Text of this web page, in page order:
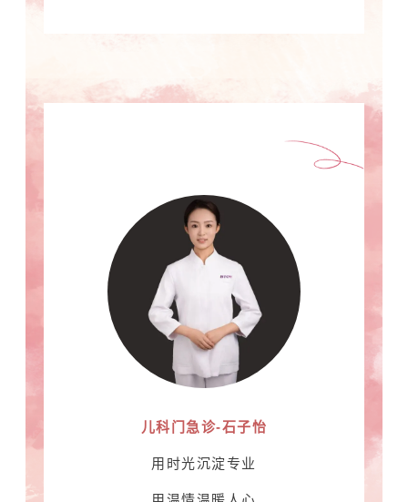
儿科门急诊-石子怡
用时光沉淀专业